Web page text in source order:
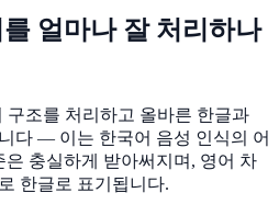
얼마나 잘 처리하나
구조를 처리하고 올바른 한글과
다 — 이는 한국어 음성 인식의 어
충실하게 받아써지며, 영어 차
한글로 표기됩니다.